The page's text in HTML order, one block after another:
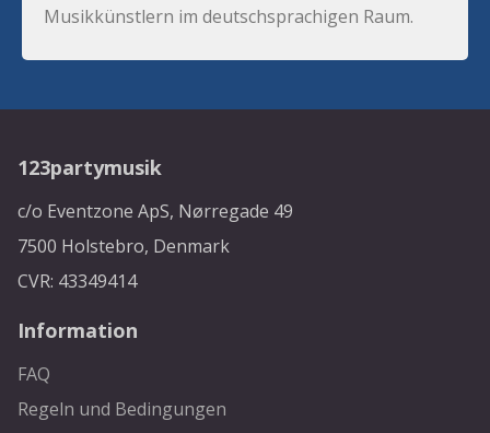
Musikkünstlern im deutschsprachigen Raum.
123partymusik
c/o Eventzone ApS, Nørregade 49
7500 Holstebro, Denmark
CVR: 43349414
Information
FAQ
Regeln und Bedingungen